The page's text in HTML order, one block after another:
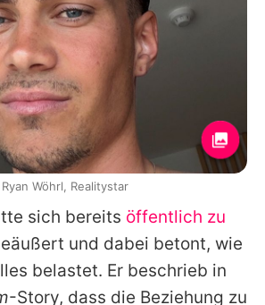
sich bereits öffentlich zu
und dabei betont, wie
belastet. Er beschrieb in
-Story, dass die Beziehung zu
Ryan Wöhrl, Realitystar